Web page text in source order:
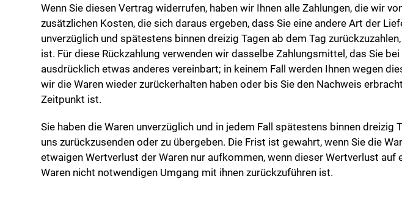
Wenn Sie diesen Vertrag widerrufen, haben wir Ihnen alle Zahlungen, die wir
zusätzlichen Kosten, die sich daraus ergeben, dass Sie eine andere Art der
unverzüglich und spätestens binnen dreizig Tagen ab dem Tag
ist. Für diese Rückzahlung verwenden wir dasselbe Zahlungsmittel, das Sie
ausdrücklich etwas anderes vereinbart; in keinem Fall werden Ihnen wegen
wir die Waren wieder zurückerhalten haben oder bis Sie den Nachweis
Zeitpunkt ist.
Sie haben die Waren unverzüglich und in jedem Fall spätestens binnen
uns zurückzusenden oder zu übergeben. Die Frist ist gewahrt, wenn Sie die
etwaigen Wertverlust der Waren nur aufkommen, wenn dieser Wertverlust
Waren nicht notwendigen Umgang mit ihnen zurückzuführen ist.